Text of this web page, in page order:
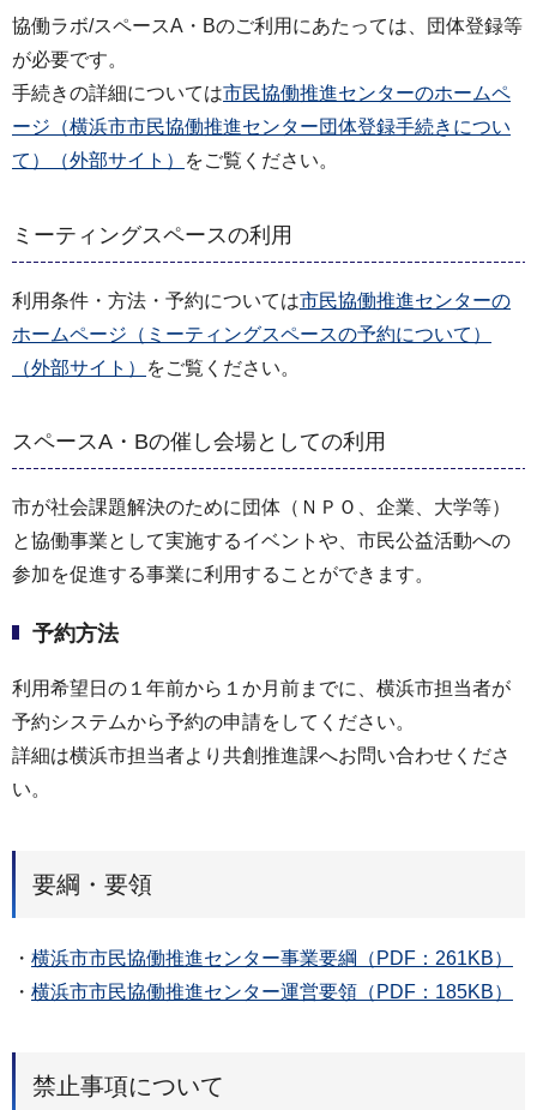
協働ラボ/スペースA・Bのご利用にあたっては、団体登録等
が必要です。
手続きの詳細については市民協働推進センターのホームペ
ージ（横浜市市民協働推進センター団体登録手続きについ
て）（外部サイト）
をご覧ください。
ミーティングスペースの利用
利用条件・方法・予約については市民協働推進センターの
ホームページ（ミーティングスペースの予約について）
（外部サイト）
をご覧ください。
スペースA・Bの催し会場としての利用
市が社会課題解決のために団体（ＮＰＯ、企業、大学等）
と協働事業として実施するイベントや、市民公益活動への
参加を促進する事業に利用することができます。
予約方法
利用希望日の１年前から１か月前までに、横浜市担当者が
予約システムから予約の申請をしてください。
詳細は横浜市担当者より共創推進課へお問い合わせくださ
い。
要綱・要領
・ 横浜市市民協働推進センター事業要綱（PDF：261KB）
・ 横浜市市民協働推進センター運営要領（PDF：185KB）
禁止事項について